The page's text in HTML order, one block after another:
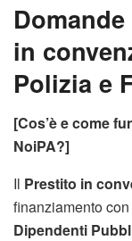
in
Polizia e
[Cos’è e come
NoiPA?]
Il Prestito in
finanziamento con
Dipendenti